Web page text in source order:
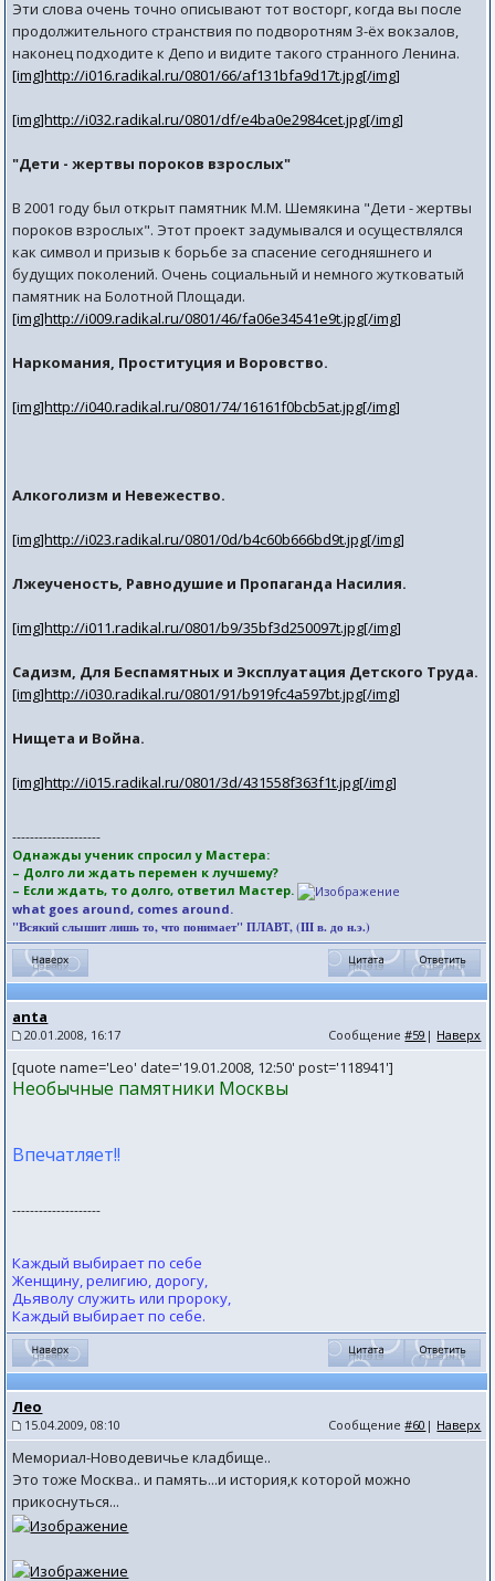
Эти слова очень точно описывают тот восторг, когда вы после
продолжительного странствия по подворотням 3-ёх вокзалов,
наконец подходите к Депо и видите такого странного Ленина.
[img]http://i016.radikal.ru/0801/66/af131bfa9d17t.jpg[/img]
[img]http://i032.radikal.ru/0801/df/e4ba0e2984cet.jpg[/img]
"Дети - жертвы пороков взрослых"
В 2001 году был открыт памятник М.М. Шемякина "Дети - жертвы
пороков взрослых". Этот проект задумывался и осуществлялся
как символ и призыв к борьбе за спасение сегодняшнего и
будущих поколений. Очень социальный и немного жутковатый
памятник на Болотной Площади.
[img]http://i009.radikal.ru/0801/46/fa06e34541e9t.jpg[/img]
Наркомания, Проституция и Воровство.
[img]http://i040.radikal.ru/0801/74/16161f0bcb5at.jpg[/img]
Алкоголизм и Невежество.
[img]http://i023.radikal.ru/0801/0d/b4c60b666bd9t.jpg[/img]
Лжеученость, Равнодушие и Пропаганда Насилия.
[img]http://i011.radikal.ru/0801/b9/35bf3d250097t.jpg[/img]
Садизм, Для Беспамятных и Эксплуатация Детского Труда.
[img]http://i030.radikal.ru/0801/91/b919fc4a597bt.jpg[/img]
Нищета и Война.
[img]http://i015.radikal.ru/0801/3d/431558f363f1t.jpg[/img]
--------------------
Однажды ученик спросил у Мастера:
– Долго ли ждать перемен к лучшему?
– Если ждать, то долго, ответил Мастер.
what goes around, comes around.
"Всякий слышит лишь то, что понимает" ПЛАВТ, (III в. до н.э.)
anta
20.01.2008, 16:17 Сообщение#59 | Наверх
[quote name='Leo' date='19.01.2008, 12:50' post='118941']
Необычные памятники Москвы
Впечатляет!!
--------------------
Каждый выбирает по себе
Женщину, религию, дорогу,
Дьяволу служить или пророку,
Каждый выбирает по себе.
Лео
15.04.2009, 08:10 Сообщение#60 | Наверх
Мемориал-Новодевичье кладбище..
Это тоже Москва.. и память...и история,к которой можно
прикоснуться...